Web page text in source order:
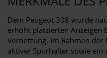
Dem Peugeot 308 wurde
erhöht platzierten Anzeigen
Vernetzung. Im Rahmen
aktiver Spurhalter sowie ein